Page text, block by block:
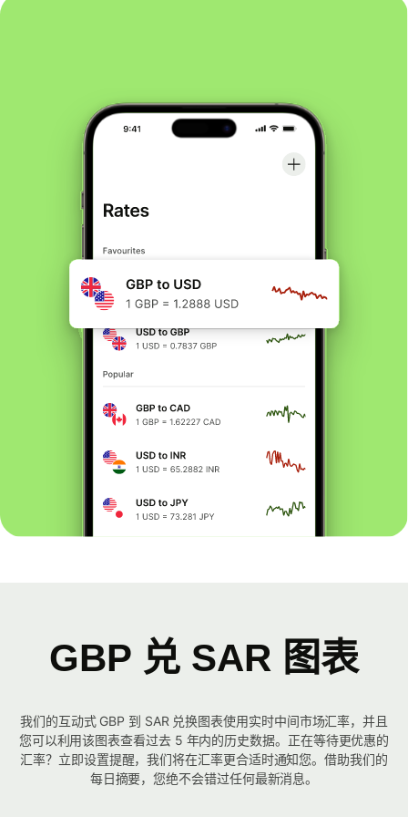
GBP 兑 SAR 图表
我们的互动式 GBP 到 SAR 兑换图表使用实时中间市场汇率，并且
您可以利用该图表查看过去 5 年内的历史数据。正在等待更优惠的
汇率？立即设置提醒，我们将在汇率更合适时通知您。借助我们的
每日摘要，您绝不会错过任何最新消息。